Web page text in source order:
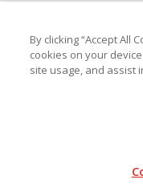
Aviso
By clicking “Accept All
cookies on your
site usage, and assist